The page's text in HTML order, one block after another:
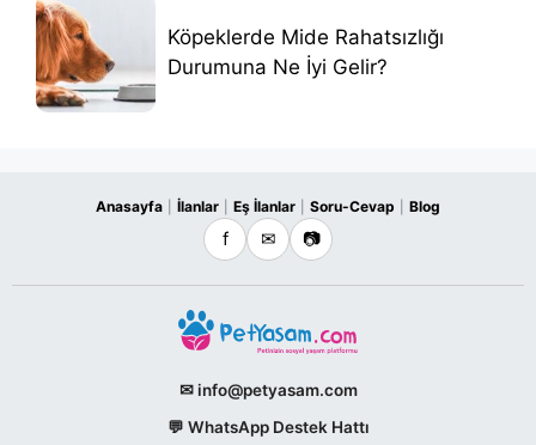
Köpeklerde Mide Rahatsızlığı
Durumuna Ne İyi Gelir?
Anasayfa İlanlar Eş İlanlar Soru-Cevap Blog
f ✉ 📷
✉ info@petyasam.com
💬 WhatsApp Destek Hattı